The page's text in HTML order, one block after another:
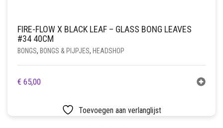
FIRE-FLOW X BLACK LEAF – GLASS BONG LEAVES
#34 40CM
BONGS, BONGS & PIJPJES, HEADSHOP
€ 65,00
Toevoegen aan verlanglijst